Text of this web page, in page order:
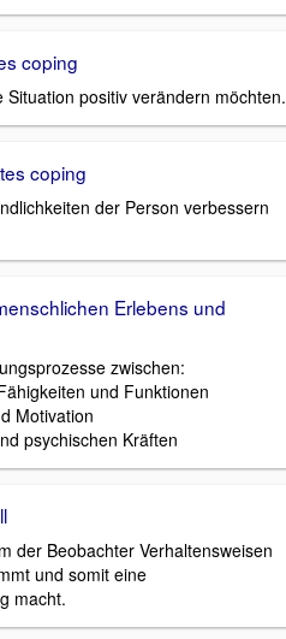
coping
Situation positiv verändern möchten.
coping
der Person verbessern
Erlebens und
zwischen:
und Funktionen
Motivation
psychischen Kräften
der Beobachter Verhaltensweisen
und somit eine
macht.